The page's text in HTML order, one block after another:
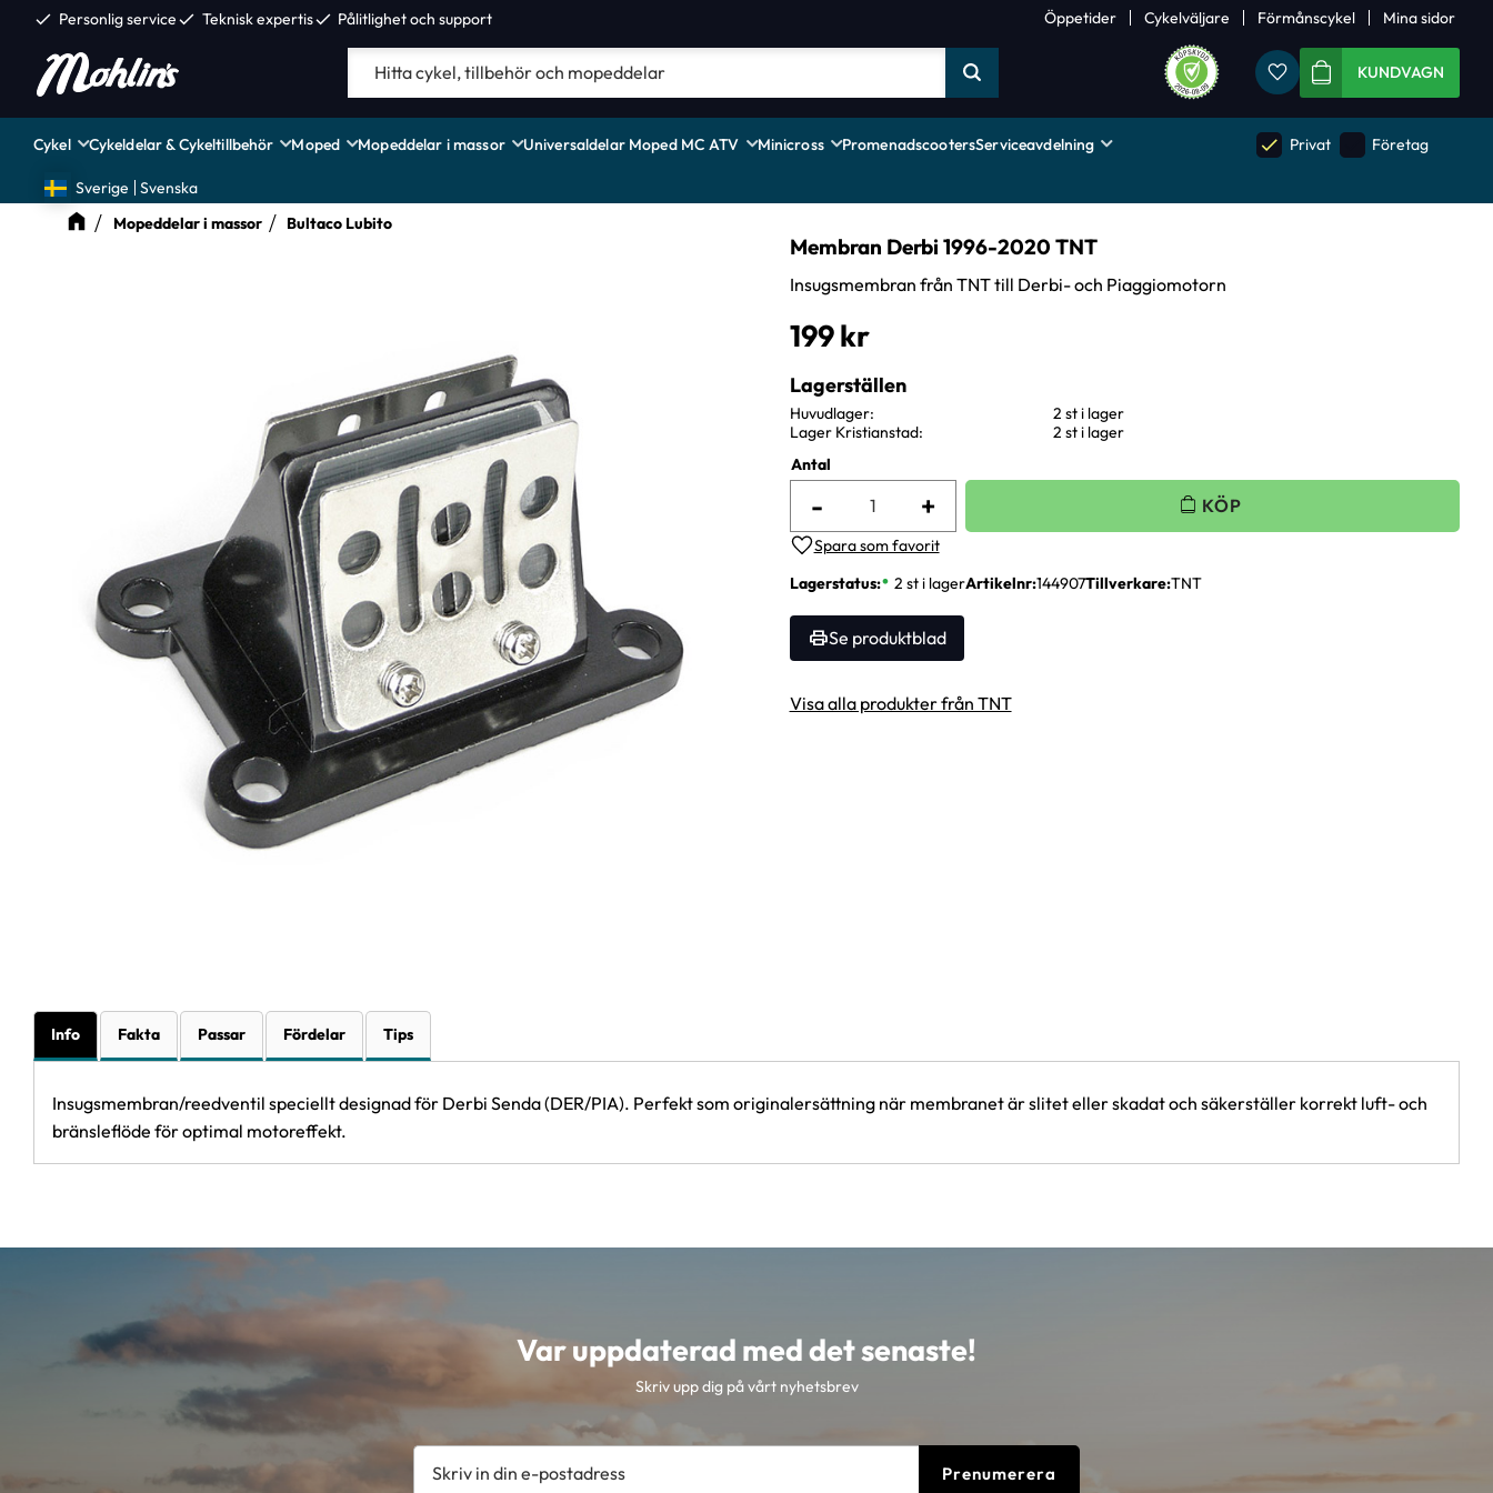
check Personlig servicecheck Teknisk expertischeck Pålitlighet och support Öppetider Cykelväljare Förmånscykel Mina sidor
FavoriterKUNDVAGN
Cykel Cykeldelar & Cykeltillbehör Moped Mopeddelar i massor Universaldelar Moped MC ATV Minicross PromenadscootersServiceavdelning done Privat Företag
Sverige
Svenska
Mopeddelar i massor
Bultaco Lubito
Membran Derbi 1996-2020 TNT
Insugsmembran från TNT till Derbi- och Piaggiomotorn
199kr
Antal
+
-
Lägg till i favoriter
Lagerstatus 2 st i lagerArtikelnr 144907Tillverkare TNT
Se produktblad
Lagerställen
Huvudlager
2 st i lager
Lager Kristianstad
2 st i lager
Visa alla produkter från TNT
Info Fakta Passar Fördelar Tips
Insugsmembran/reedventil speciellt designad för Derbi Senda (DER/PIA). Perfekt som originalersättning när membranet är slitet eller skadat och säkerställer korrekt luft- och
bränsleflöde för optimal motoreffekt.
Var uppdaterad med det senaste!
Skriv upp dig på vårt nyhetsbrev
Prenumerera